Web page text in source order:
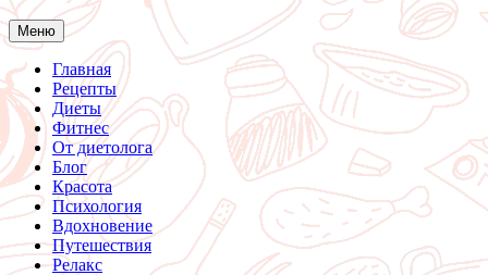
Меню Перейти
к
содержанию
Главная
Рецепты
Диеты
Фитнес
От диетолога
Блог
Красота
Психология
Вдохновение
Путешествия
Релакс